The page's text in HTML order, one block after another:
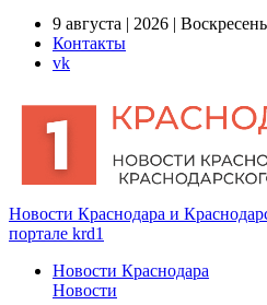
9 августа | 2026 |
Контакты
vk
Новости Краснодара и
портале krd1
Новости Краснодара
Новости